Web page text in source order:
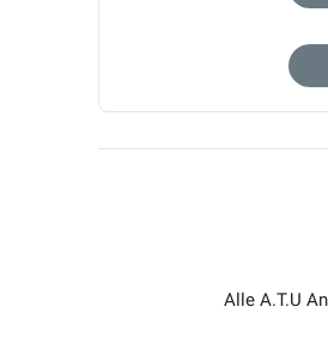
Alle A.T.U